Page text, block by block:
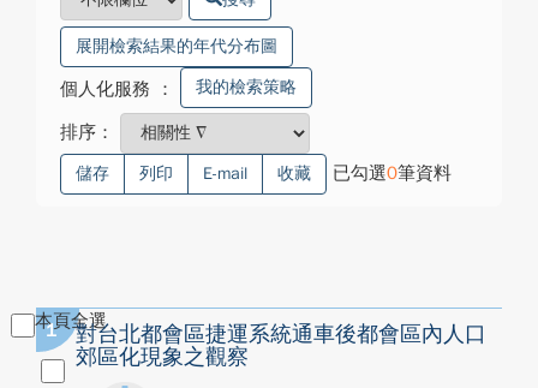
展開檢索結果的年代分布圖
個人化服務 ： 我的檢索策略
排序：
儲存 列印 E-mail 收藏 已勾選0筆資料
本頁全選
1
對台北都會區捷運系統通車後都會區內人口
郊區化現象之觀察